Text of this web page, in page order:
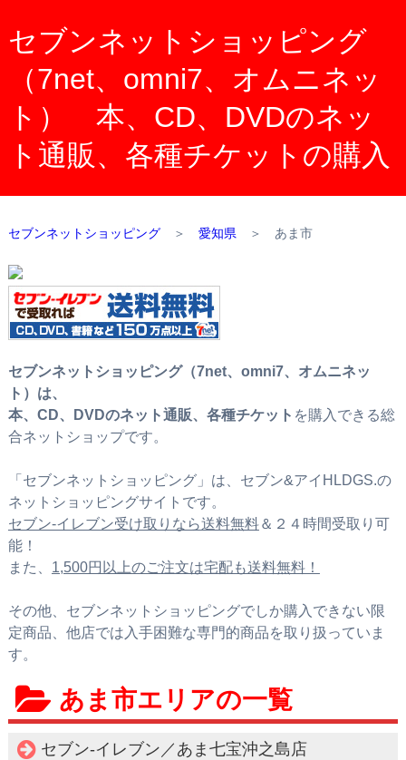
セブンネットショッピング
（7net、omni7、オムニネッ
ト） 本、CD、DVDのネッ
ト通販、各種チケットの購入
セブンネットショッピング＞ 愛知県 ＞ あま市
セブンネットショッピング（7net、omni7、オムニネッ
ト）は、
本、CD、DVDのネット通販、各種チケット を購入できる総
合ネットショップです。
「セブンネットショッピング」は、セブン&アイHLDGS.の
ネットショッピングサイトです。
セブン‐イレブン受け取りなら送料無料＆２４時間受取り可
能！
また、 1,500円以上のご注文は宅配も送料無料！
その他、セブンネットショッピングでしか購入できない限
定商品、他店では入手困難な専門的商品を取り扱っていま
す。
あま市エリアの一覧
セブン‐イレブン／あま七宝沖之島店